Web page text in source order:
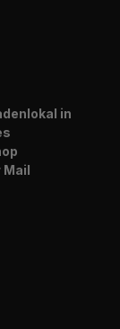
in
Mail